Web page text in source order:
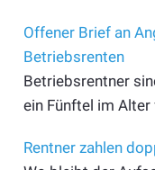
Offener Brief an
Betriebsrenten
Betriebsrentner
ein Fünftel im
Rentner zahlen